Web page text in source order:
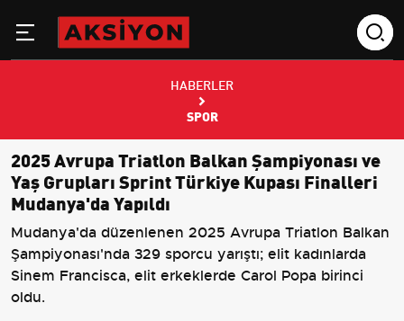
HABERLER
SPOR
2025 Avrupa Triatlon Balkan Şampiyonası ve
Yaş Grupları Sprint Türkiye Kupası Finalleri
Mudanya'da Yapıldı
Mudanya'da düzenlenen 2025 Avrupa Triatlon Balkan
Şampiyonası'nda 329 sporcu yarıştı; elit kadınlarda
Sinem Francisca, elit erkeklerde Carol Popa birinci
oldu.